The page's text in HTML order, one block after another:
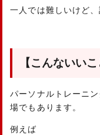
一人では難しいけど
【こんないい
パーソナルトレーニ
場でもあります。
例えば